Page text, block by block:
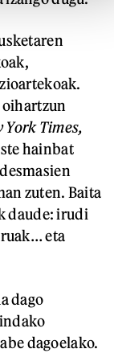
oihartzun
York Times,
hainbat
zuten. Baita
daude: irudi
eta
dago
dagoelako.